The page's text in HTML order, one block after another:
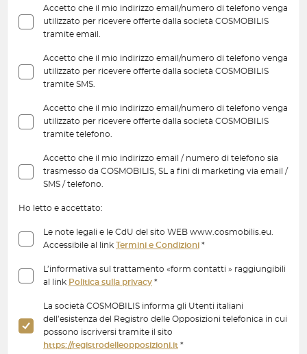
Accetto che il mio indirizzo email/numero di telefono venga
utilizzato per ricevere offerte dalla società COSMOBILIS
tramite email.
Accetto che il mio indirizzo email/numero di telefono venga
utilizzato per ricevere offerte dalla società COSMOBILIS
tramite SMS.
Accetto che il mio indirizzo email/numero di telefono venga
utilizzato per ricevere offerte dalla società COSMOBILIS
tramite telefono.
Accetto che il mio indirizzo email / numero di telefono sia
trasmesso da COSMOBILIS, SL a fini di marketing via email /
SMS / telefono.
Ho letto e accettato:
Le note legali e le CdU del sito WEB www.cosmobilis.eu.
Accessibile al link Termini e Condizioni *
L’informativa sul trattamento «form contatti » raggiungibili
al link Politica sulla privacy *
La società COSMOBILIS informa gli Utenti italiani
dell’esistenza del Registro delle Opposizioni telefonica in cui
possono iscriversi tramite il sito
https://registrodelleopposizioni.it *